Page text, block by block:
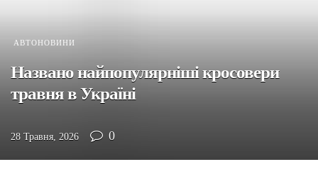
АВТОНОВИНИ
Названо найпопулярніші кросовери
травня в Україні
28 Травня, 2026 0